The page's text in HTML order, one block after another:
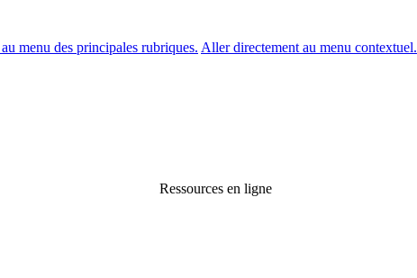
menu des principales rubriques. Aller directement au menu contextuel.
Ressources en ligne